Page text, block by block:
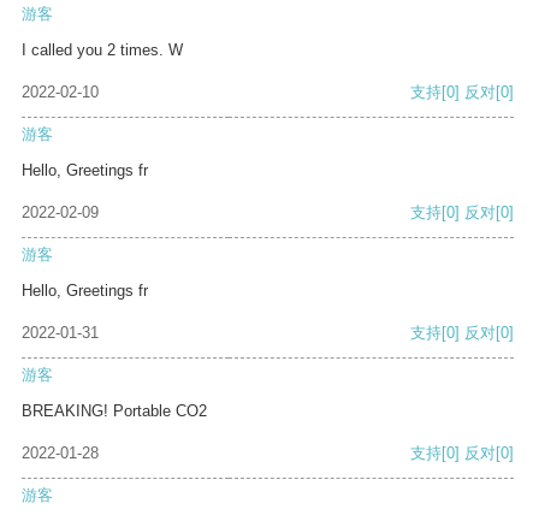
游客
I called you 2 times. W
2022-02-10 支持[0] 反对[0]
游客
Hello, Greetings fr
2022-02-09 支持[0] 反对[0]
游客
Hello, Greetings fr
2022-01-31 支持[0] 反对[0]
游客
BREAKING! Portable CO2
2022-01-28 支持[0] 反对[0]
游客